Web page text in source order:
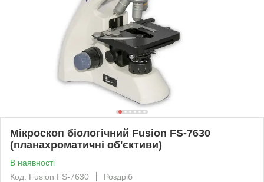
Мікроскоп біологічний Fusion FS-7630
(планахроматичні об'єктиви)
В наявності
Код: Fusion FS-7630
Роздріб